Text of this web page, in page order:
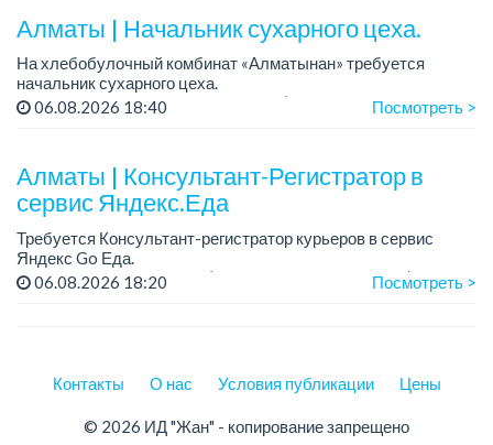
Алматы | Начальник сухарного цеха.
На хлебобулочный комбинат «Алматынан» требуется
начальник сухарного цеха.
Зарплата: от 300 000 тенге на руки (обсуждается на
Требования: оп...
06.08.2026 18:40 Посмотреть >
Алматы | Консультант-Регистратор в
сервис Яндекс.Еда
Требуется Консультант-регистратор курьеров в сервис
Яндекс Go Еда.
Условия: работа в офисе (Абылай хана - Макатаева).
06.08.2026 18:20 Посмотреть >
Контакты О нас Условия публикации Цены
© 2026 ИД "Жан" - копирование запрещено